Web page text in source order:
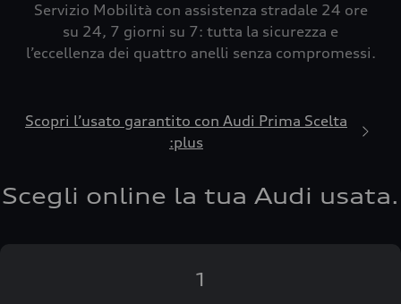
Servizio Mobilità con assistenza stradale 24 ore
su 24, 7 giorni su 7: tutta la sicurezza e
l’eccellenza dei quattro anelli senza compromessi.
Scopri l’usato garantito con Audi Prima Scelta
:plus
Scegli online la tua Audi usata.
1